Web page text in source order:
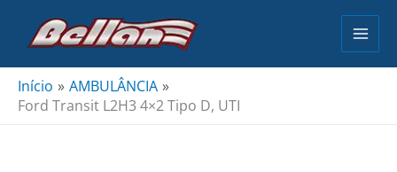
conteúdo
Início
AMBULÂNCIA
Ford Transit L2H3 4×2 Tipo D, UTI